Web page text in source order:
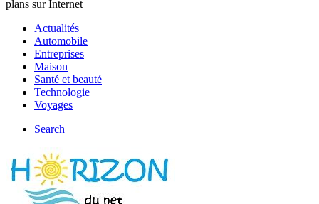
plans sur Internet
Actualités
Automobile
Entreprises
Maison
Santé et beauté
Technologie
Voyages
Search